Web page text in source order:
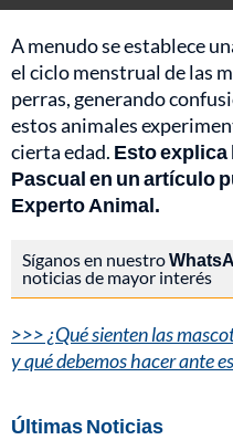
A menudo se establece
el ciclo menstrual de las
perras, generando
estos animales
cierta edad. Esto
Pascual en un artículo
Experto Animal.
Síganos en nuestro
noticias de mayor interés
>>> ¿Qué sienten las
y qué debemos hacer ante
Últimas Noticias